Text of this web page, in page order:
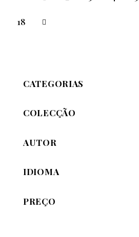
18
CATEGORIAS
COLECÇÃO
AUTOR
IDIOMA
PREÇO